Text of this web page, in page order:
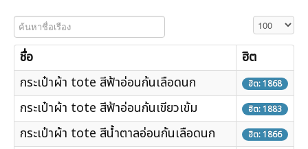
ค้นหาชื่อเรือง แสดง #
ชื่อ
ฮิต
กระเป๋าผ้า tote สีฟ้าอ่อนก้นเลือดนก
ฮิต: 1868
กระเป๋าผ้า tote สีฟ้าอ่อนก้นเขียวเข้ม ฮิต: 1883
กระเป๋าผ้า tote สีน้ำตาลอ่อนก้นเลือดนก ฮิต: 1866